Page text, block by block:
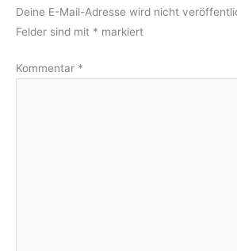
Deine E-Mail-Adresse wird nicht
Felder sind mit * markiert
Kommentar *